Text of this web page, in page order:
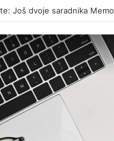
RTRS-a nakon što se